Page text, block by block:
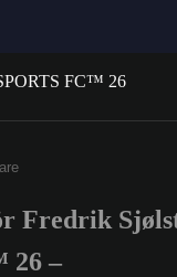
3 tecken eller siffror
Fredrik
26 –